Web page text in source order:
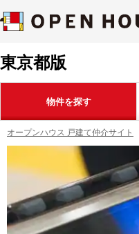
東京都版
物件を探す
オープンハウス 戸建て仲介サイト